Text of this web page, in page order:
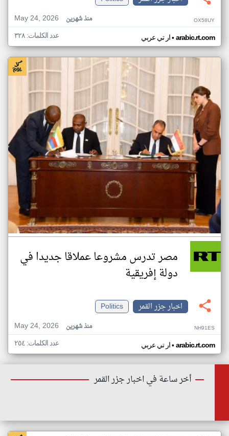
May 24, 2026
منذ شهرين OX58UY
ار تي عربي• arabic.rt.com عدد الكلمات: ٣٢٨
مصر تدرس مشروعا عملاقا جديدا في
دولة إفريقية
اخبار جزر القمر
Politics
May 24, 2026
منذ شهرين NH91ES
ار تي عربي• arabic.rt.com عدد الكلمات: ٢٥٤
أخر ساعة في اخبار جزر القمر